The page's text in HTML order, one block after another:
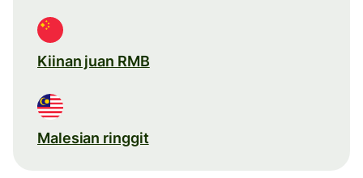
Kiinan juan RMB
Malesian ringgit